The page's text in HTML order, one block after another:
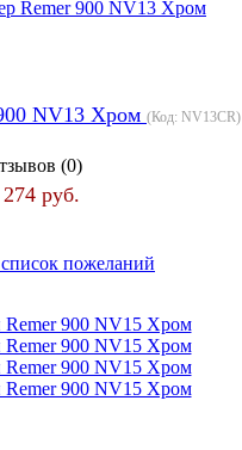
NV13 Хром (Код: NV13CR)
(0)
руб.
пожеланий